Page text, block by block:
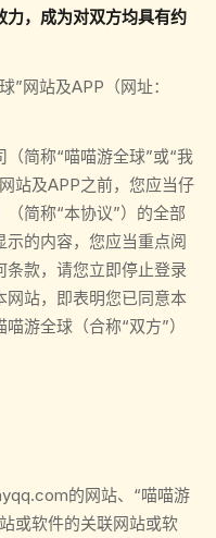
力，成为对双方均具有约
”网站及APP（网址：
简称“喵喵游全球”或“我
站及APP之前，您应当仔
简称“本协议”）的全部
的内容，您应当重点阅
款，请您立即停止登录
网站，即表明您已同意本
游全球（合称“双方”）
的网站、“喵喵游
或软件的关联网站或软